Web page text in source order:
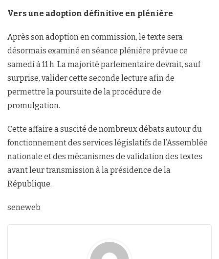
Vers une adoption définitive en plénière
Après son adoption en commission, le texte sera
désormais examiné en séance plénière prévue ce
samedi à 11 h. La majorité parlementaire devrait, sauf
surprise, valider cette seconde lecture afin de
permettre la poursuite de la procédure de
promulgation.
Cette affaire a suscité de nombreux débats autour du
fonctionnement des services législatifs de l’Assemblée
nationale et des mécanismes de validation des textes
avant leur transmission à la présidence de la
République.
seneweb